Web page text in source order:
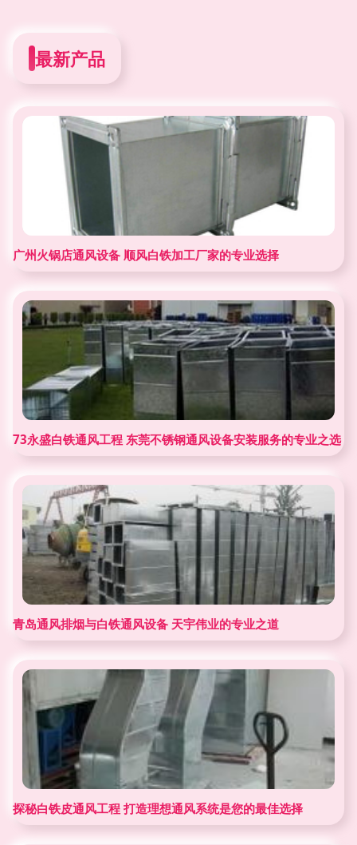
最新产品
广州火锅店通风设备 顺风白铁加工厂家的专业选择
73永盛白铁通风工程 东莞不锈钢通风设备安装服务的专业之选
青岛通风排烟与白铁通风设备 天宇伟业的专业之道
探秘白铁皮通风工程 打造理想通风系统是您的最佳选择